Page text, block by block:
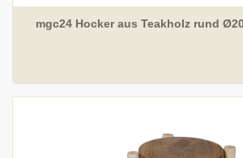
mgc24 Hocker aus Teakholz rund